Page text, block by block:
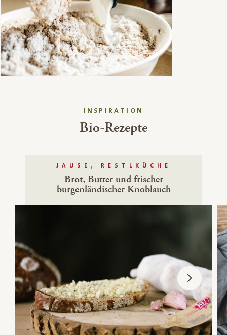
INSPIRATION
Bio-Rezepte
JAUSE, RESTLKÜCHE
Brot, Butter und frischer
burgenländischer Knoblauch